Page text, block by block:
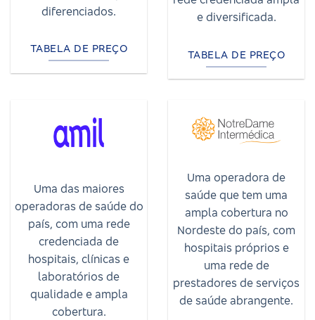
diferenciados.
TABELA DE PREÇO
e diversificada.
TABELA DE PREÇO
Uma das maiores
operadoras de saúde do
país, com uma rede
credenciada de
hospitais, clínicas e
laboratórios de
qualidade e ampla
cobertura.
Uma operadora de
saúde que tem uma
ampla cobertura no
Nordeste do país, com
hospitais próprios e
uma rede de
prestadores de serviços
de saúde abrangente.